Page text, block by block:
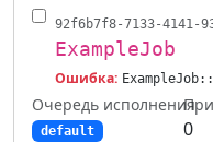
92f6b7f8-7133-4141-
ExampleJob
Ошибка:
Очередь исполнения
default 0